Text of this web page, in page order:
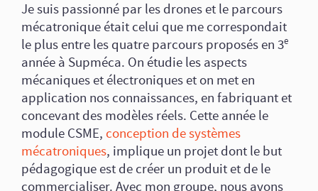
Je suis passionné par les drones et le parcours
mécatronique était celui que me correspondait
le plus entre les quatre parcours proposés en 3e
année à Supméca. On étudie les aspects
mécaniques et électroniques et on met en
application nos connaissances, en fabriquant et
concevant des modèles réels. Cette année le
module CSME, conception de systèmes
mécatroniques, implique un projet dont le but
pédagogique est de créer un produit et de le
commercialiser. Avec mon groupe, nous avons